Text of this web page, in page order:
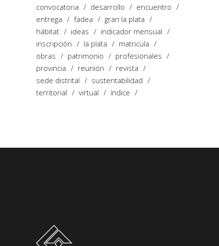
convocatoria
desarrollo
encuentro
entrega
fadea
gran la plata
hábitat
ideas
indicador mensual
inscripción
la plata
matricula
obras
patrimonio
profesionales
provincia
reunión
revista
sede distrital
sustentabilidad
territorial
virtual índice